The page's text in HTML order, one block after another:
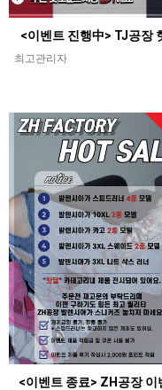
<이벤트 진행中> TJ공장
최고관리자
<이벤트 종료> ZH공장 이